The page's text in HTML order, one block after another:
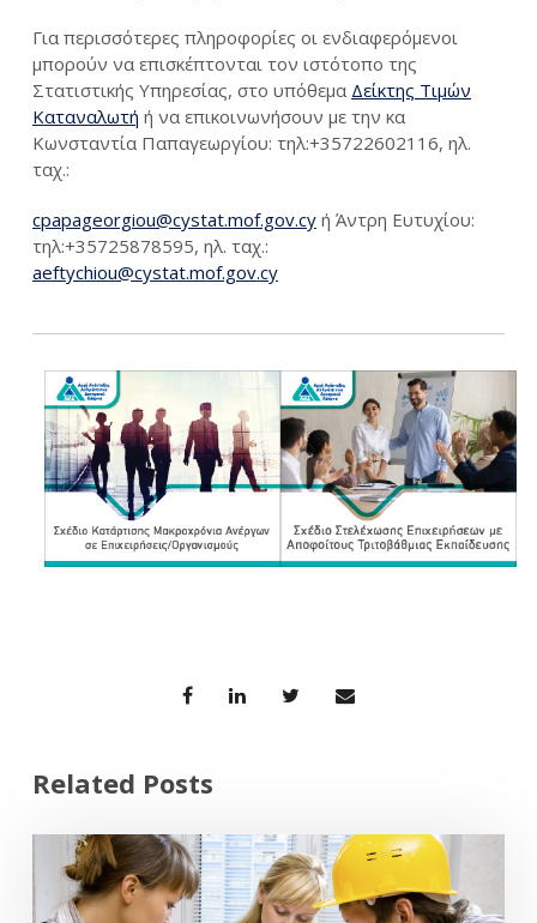
Για περισσότερες πληροφορίες οι ενδιαφερόμενοι
μπορούν να επισκέπτονται τον ιστότοπο της
Στατιστικής Υπηρεσίας, στο υπόθεμα Δείκτης Τιμών
Καταναλωτή ή να επικοινωνήσουν με την κα
Κωνσταντία Παπαγεωργίου: τηλ:+35722602116, ηλ.
ταχ.:
cpapageorgiou@cystat.mof.gov.cy ή Άντρη Ευτυχίου:
τηλ:+35725878595, ηλ. ταχ.:
aeftychiou@cystat.mof.gov.cy
Related Posts